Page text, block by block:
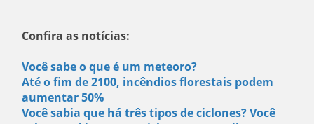
Confira as notícias:
Você sabe o que é um meteoro?
Até o fim de 2100, incêndios florestais podem
aumentar 50%
Você sabia que há três tipos de ciclones? Você